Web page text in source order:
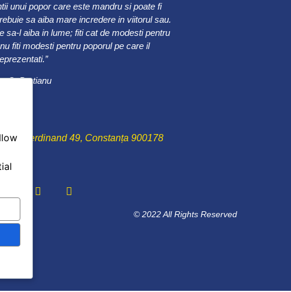
unui popor care este mandru si poate fi
sa aiba mare incredere in viitorul sau.
sa-l aiba in lume; fiti cat de modesti pentru
fiti modesti pentru poporul pe care il
C. Bratianu
Ferdinand 49, Constanța 900178
© 2022 All Rights Reserved